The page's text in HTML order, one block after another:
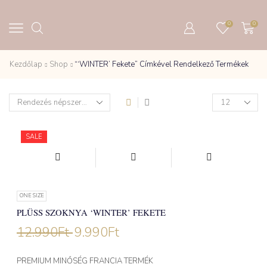
0 0
Kezdőlap Shop “‘WINTER’ Fekete” Címkével Rendelkező Termékek
Products
per
SALE
ONE SIZE
PLÜSS SZOKNYA ‘WINTER’ FEKETE
12.990Ft 9.990Ft
PREMIUM MINŐSÉG FRANCIA TERMÉK